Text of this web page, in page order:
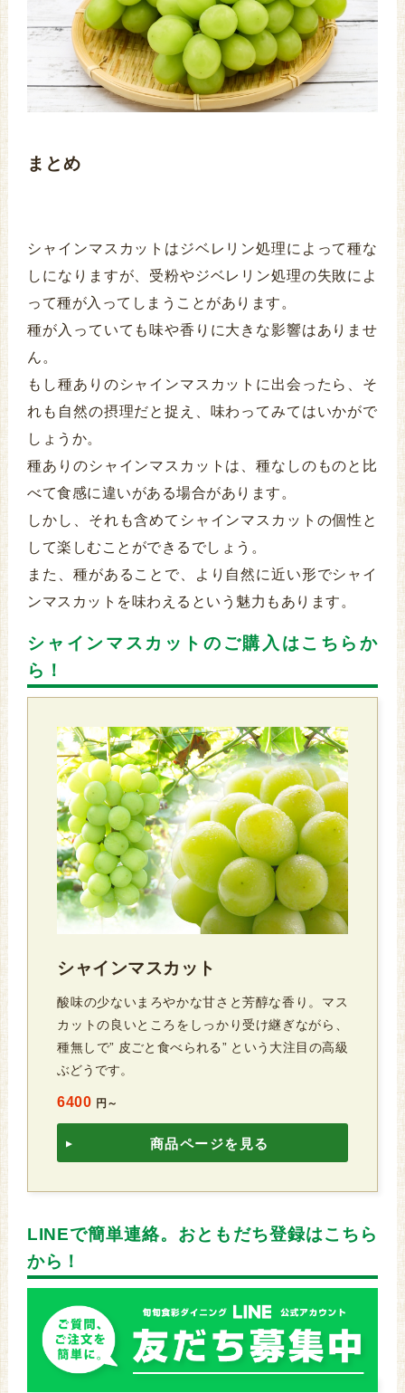
まとめ
シャインマスカットはジベレリン処理によって種な
しになりますが、受粉やジベレリン処理の失敗によ
って種が入ってしまうことがあります。
種が入っていても味や香りに大きな影響はありませ
ん。
もし種ありのシャインマスカットに出会ったら、そ
れも自然の摂理だと捉え、味わってみてはいかがで
しょうか。
種ありのシャインマスカットは、種なしのものと比
べて食感に違いがある場合があります。
しかし、それも含めてシャインマスカットの個性と
して楽しむことができるでしょう。
また、種があることで、より自然に近い形でシャイ
ンマスカットを味わえるという魅力もあります。
シャインマスカットのご購入はこちらか
ら！
シャインマスカット
酸味の少ないまろやかな甘さと芳醇な香り。マス
カットの良いところをしっかり受け継ぎながら、
種無しで” 皮ごと食べられる” という大注目の高級
ぶどうです。
6400 円～
商品ページを見る
LINEで簡単連絡。おともだち登録はこちら
から！